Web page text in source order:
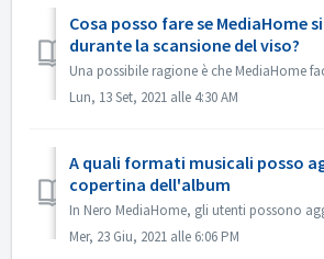
Cosa posso fare se MediaHome
durante la scansione del viso?
Lun, 13 Set, 2021 alle 4:30 AM
A quali formati musicali posso
copertina dell'album
Mer, 23 Giu, 2021 alle 6:06 PM